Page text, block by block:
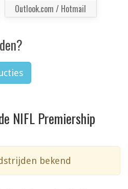
Outlook.com / Hotmail
NIFL Premiership
bekend